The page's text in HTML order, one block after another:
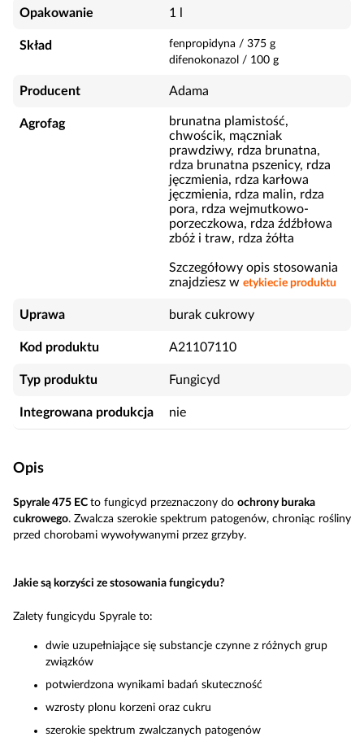
Opakowanie 1 l
Skład fenpropidyna / 375 g
difenokonazol / 100 g
Producent Adama
Agrofag
brunatna plamistość,
chwościk, mączniak
prawdziwy, rdza brunatna,
rdza brunatna pszenicy, rdza
jęczmienia, rdza karłowa
jęczmienia, rdza malin, rdza
pora, rdza wejmutkowo-
porzeczkowa, rdza źdźbłowa
zbóż i traw, rdza żółta
Szczegółowy opis stosowania
znajdziesz w etykiecie produktu
Uprawa burak cukrowy
Kod produktu A21107110
Typ produktu Fungicyd
Integrowana produkcja nie
Opis
Spyrale 475 EC to fungicyd przeznaczony do ochrony buraka
cukrowego. Zwalcza szerokie spektrum patogenów, chroniąc rośliny
przed chorobami wywoływanymi przez grzyby.
Jakie są korzyści ze stosowania fungicydu?
Zalety fungicydu Spyrale to:
dwie uzupełniające się substancje czynne z różnych grup
związków
potwierdzona wynikami badań skuteczność
wzrosty plonu korzeni oraz cukru
szerokie spektrum zwalczanych patogenów